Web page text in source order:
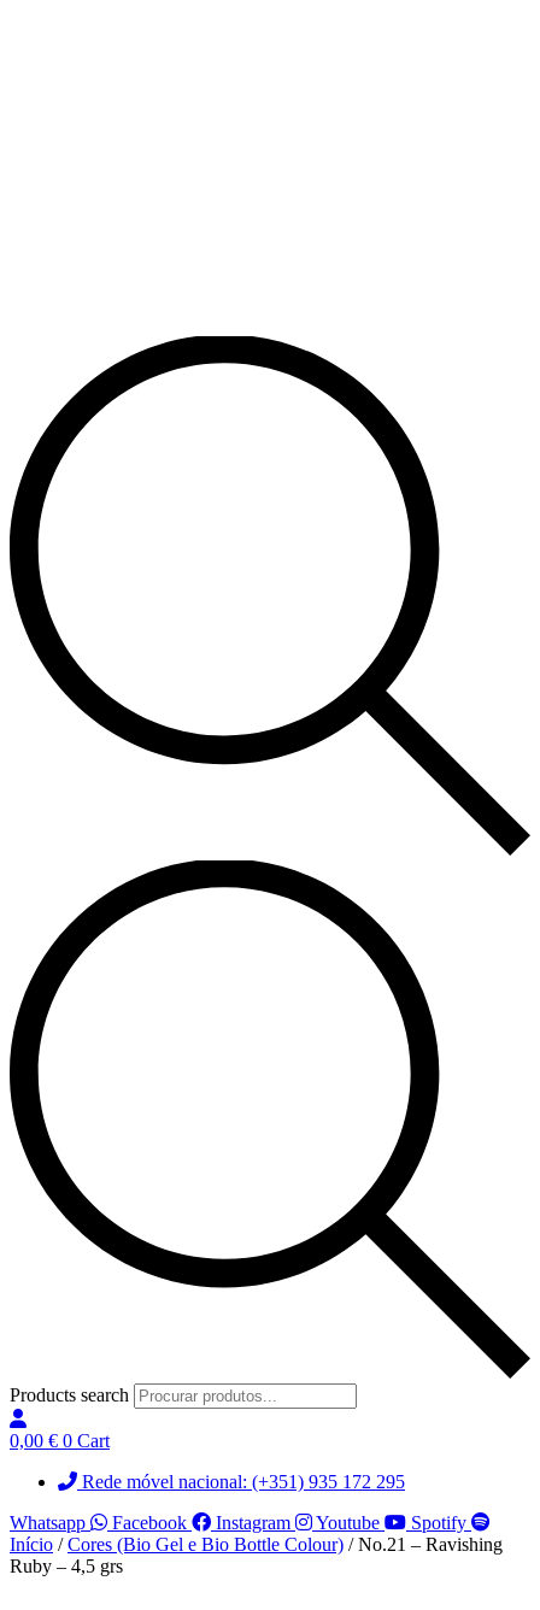
Products search
0,00 € 0 Cart
Rede móvel nacional: (+351) 935 172 295
Whatsapp
Facebook Instagram Youtube
Spotify
Início /Cores (Bio Gel e Bio Bottle Colour) / No.21 – Ravishing
Ruby – 4,5 grs